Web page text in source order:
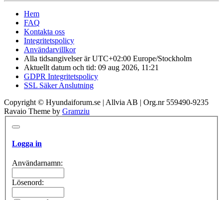
Hem
FAQ
Kontakta oss
Integritetspolicy
Användarvillkor
Alla tidsangivelser är UTC+02:00 Europe/Stockholm
Aktuellt datum och tid: 09 aug 2026, 11:21
GDPR Integritetspolicy
SSL Säker Anslutning
Copyright © Hyundaiforum.se | Allvia AB | Org.nr 559490-9235
Ravaio Theme by Gramziu
Logga in
Användarnamn:
Lösenord: